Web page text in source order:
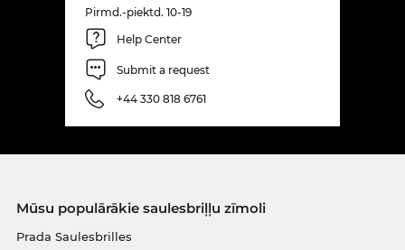
Pirmd.-piektd. 10-19
Help Center
Submit a request
+44 330 818 6761
Mūsu populārākie saulesbriļļu zīmoli
Prada Saulesbrilles